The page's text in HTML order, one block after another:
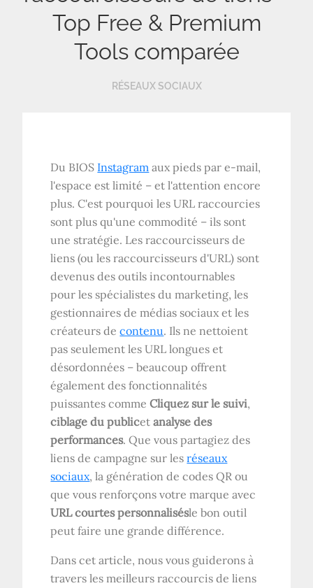
Top Free & Premium
Tools comparée
RÉSEAUX SOCIAUX
Du BIOS Instagram aux pieds par e-mail,
l'espace est limité – et l'attention encore
plus. C'est pourquoi les URL raccourcies
sont plus qu'une commodité – ils sont
une stratégie. Les raccourcisseurs de
liens (ou les raccourcisseurs d'URL) sont
devenus des outils incontournables
pour les spécialistes du marketing, les
gestionnaires de médias sociaux et les
créateurs decontenu. Ils ne nettoient
pas seulement les URL longues et
désordonnées – beaucoup offrent
également des fonctionnalités
puissantes commeCliquez sur le suivi,
ciblage du publicetanalyse des
performances. Que vous partagiez des
liens de campagne sur lesréseaux
sociaux, la génération de codes QR ou
que vous renforçons votre marque avec
URL courtes personnalisésle bon outil
peut faire une grande différence.
Dans cet article, nous vous guiderons à
travers les meilleurs raccourcis de liens